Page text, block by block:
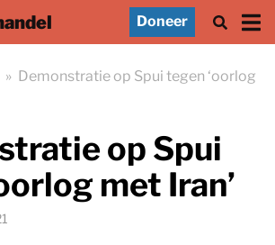
Doneer
» Demonstratie op Spui tegen ‘oorlog
op Spui
met Iran’